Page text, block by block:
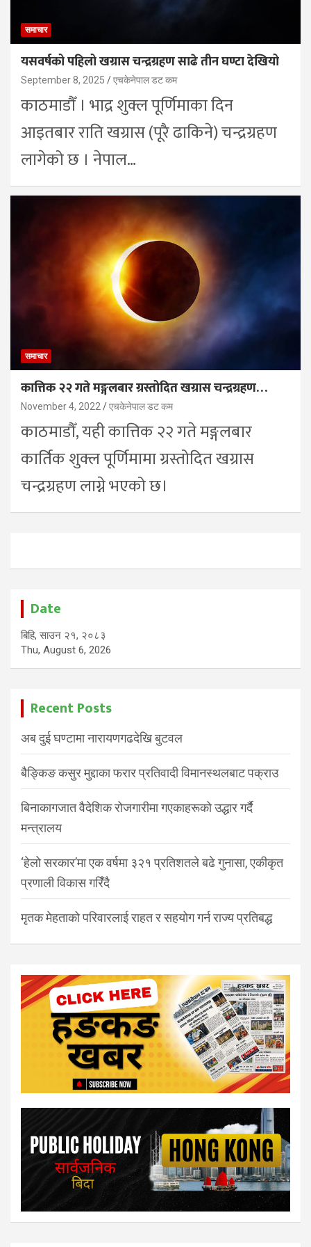
समाचार
यसवर्षको पहिलो खग्रास चन्द्रग्रहण साढे तीन घण्टा देखियो
September 8, 2025 एचकेनेपाल डट कम
काठमाडौँ । भाद्र शुक्ल पूर्णिमाका दिन
आइतबार राति खग्रास (पूरै ढाकिने) चन्द्रग्रहण
लागेको छ । नेपाल…
समाचार
कात्तिक २२ गते मङ्गलबार ग्रस्तोदित खग्रास चन्द्रग्रहण…
November 4, 2022 एचकेनेपाल डट कम
काठमाडौँ, यही कात्तिक २२ गते मङ्गलबार
कार्तिक शुक्ल पूर्णिमामा ग्रस्तोदित खग्रास
चन्द्रग्रहण लाग्ने भएको छ।
Date
बिहि, साउन २१, २०८३
Thu, August 6, 2026
Recent Posts
अब दुई घण्टामा नारायणगढदेखि बुटवल
बैङ्किङ कसुर मुद्दाका फरार प्रतिवादी विमानस्थलबाट पक्राउ
बिनाकागजात वैदेशिक रोजगारीमा गएकाहरूको उद्धार गर्दै
मन्त्रालय
‘हेलो सरकार’मा एक वर्षमा ३२१ प्रतिशतले बढे गुनासा, एकीकृत
प्रणाली विकास गरिँदै
मृतक मेहताको परिवारलाई राहत र सहयोग गर्न राज्य प्रतिबद्ध